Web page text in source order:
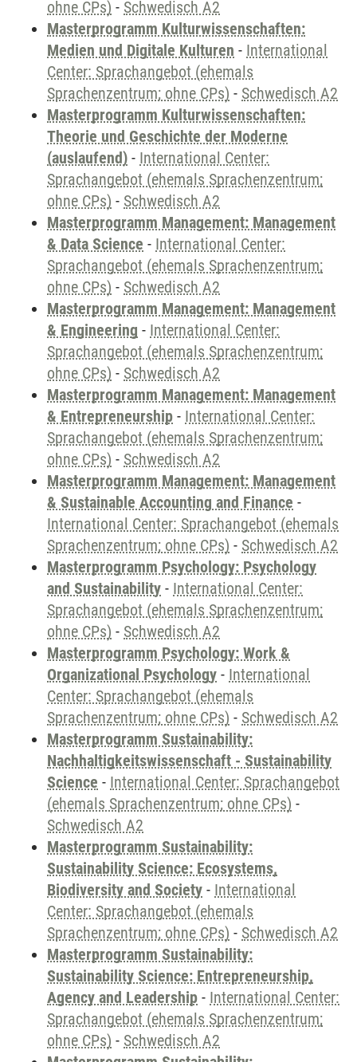
ohne CPs) - Schwedisch A2
Masterprogramm Kulturwissenschaften:
Medien und Digitale Kulturen - International
Center: Sprachangebot (ehemals
Sprachenzentrum; ohne CPs) - Schwedisch A2
Masterprogramm Kulturwissenschaften:
Theorie und Geschichte der Moderne
(auslaufend) - International Center:
Sprachangebot (ehemals Sprachenzentrum;
ohne CPs) - Schwedisch A2
Masterprogramm Management: Management
& Data Science - International Center:
Sprachangebot (ehemals Sprachenzentrum;
ohne CPs) - Schwedisch A2
Masterprogramm Management: Management
& Engineering - International Center:
Sprachangebot (ehemals Sprachenzentrum;
ohne CPs) - Schwedisch A2
Masterprogramm Management: Management
& Entrepreneurship - International Center:
Sprachangebot (ehemals Sprachenzentrum;
ohne CPs) - Schwedisch A2
Masterprogramm Management: Management
& Sustainable Accounting and Finance -
International Center: Sprachangebot (ehemals
Sprachenzentrum; ohne CPs) - Schwedisch A2
Masterprogramm Psychology: Psychology
and Sustainability - International Center:
Sprachangebot (ehemals Sprachenzentrum;
ohne CPs) - Schwedisch A2
Masterprogramm Psychology: Work &
Organizational Psychology - International
Center: Sprachangebot (ehemals
Sprachenzentrum; ohne CPs) - Schwedisch A2
Masterprogramm Sustainability:
Nachhaltigkeitswissenschaft - Sustainability
Science - International Center: Sprachangebot
(ehemals Sprachenzentrum; ohne CPs) -
Schwedisch A2
Masterprogramm Sustainability:
Sustainability Science: Ecosystems,
Biodiversity and Society - International
Center: Sprachangebot (ehemals
Sprachenzentrum; ohne CPs) - Schwedisch A2
Masterprogramm Sustainability:
Sustainability Science: Entrepreneurship,
Agency and Leadership - International Center:
Sprachangebot (ehemals Sprachenzentrum;
ohne CPs) - Schwedisch A2